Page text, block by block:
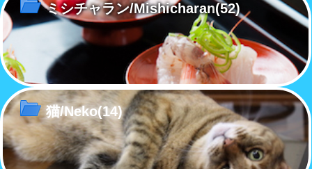
ミシチャラン/Mishicharan(52)
猫/Neko(14)